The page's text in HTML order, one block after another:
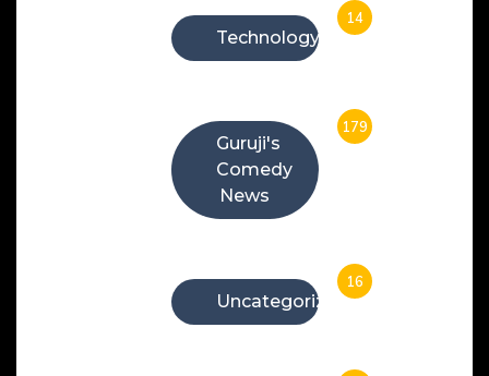
Technology
14
Guruji's
Comedy
News
179
Uncategorized
16